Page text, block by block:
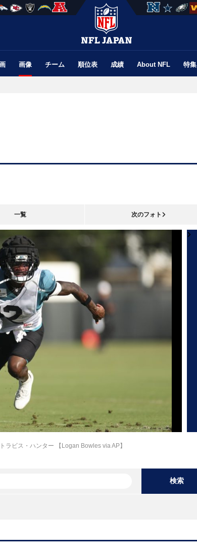
画像 チーム 順位表 成績 About NFL 特集
一覧 次のフォト
ラビス・ハンター 【Logan Bowles via AP】
検索